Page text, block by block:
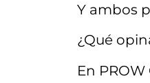
Y ambos
¿Qué
En